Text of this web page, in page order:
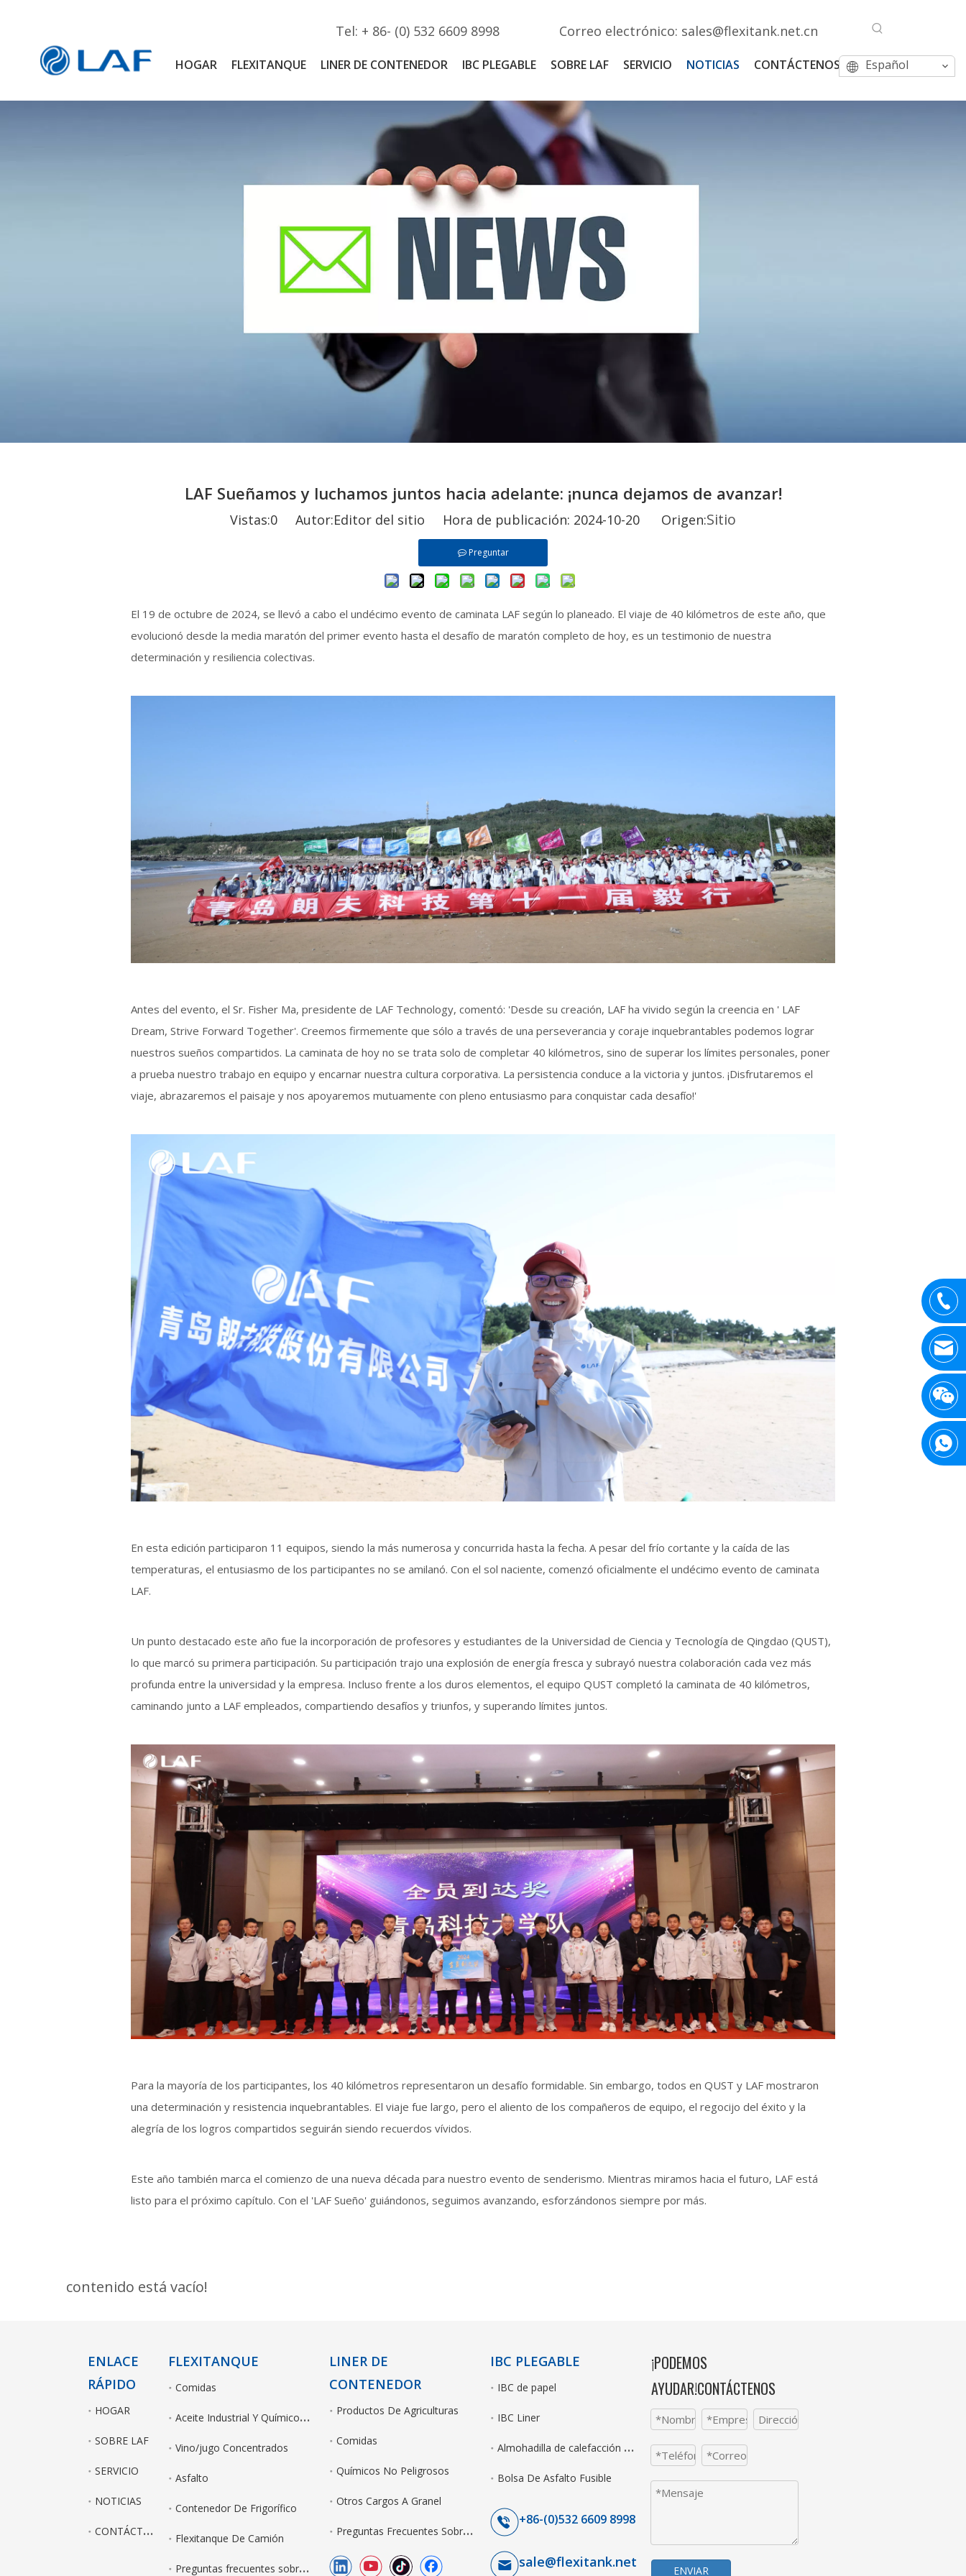
Tel: + 86- (0) 532 6609 8998 Correo electrónico: sales@flexitank.net.cn
HOGAR FLEXITANQUE LINER DE CONTENEDOR IBC PLEGABLE SOBRE LAF SERVICIO NOTICIAS CONTÁCTENOS Español
LAF Sueñamos y luchamos juntos hacia adelante: ¡nunca dejamos de avanzar!
Vistas:0 Autor:Editor del sitio Hora de publicación: 2024-10-20 Origen:Sitio
Preguntar
El 19 de octubre de 2024, se llevó a cabo el undécimo evento de caminata LAF según lo planeado. El viaje de 40 kilómetros de este año, que
evolucionó desde la media maratón del primer evento hasta el desafío de maratón completo de hoy, es un testimonio de nuestra
determinación y resiliencia colectivas.
Antes del evento, el Sr. Fisher Ma, presidente de LAF Technology, comentó: 'Desde su creación, LAF ha vivido según la creencia en ' LAF
Dream, Strive Forward Together'. Creemos firmemente que sólo a través de una perseverancia y coraje inquebrantables podemos lograr
nuestros sueños compartidos. La caminata de hoy no se trata solo de completar 40 kilómetros, sino de superar los límites personales, poner
a prueba nuestro trabajo en equipo y encarnar nuestra cultura corporativa. La persistencia conduce a la victoria y juntos. ¡Disfrutaremos el
viaje, abrazaremos el paisaje y nos apoyaremos mutuamente con pleno entusiasmo para conquistar cada desafío!'
En esta edición participaron 11 equipos, siendo la más numerosa y concurrida hasta la fecha. A pesar del frío cortante y la caída de las
temperaturas, el entusiasmo de los participantes no se amilanó. Con el sol naciente, comenzó oficialmente el undécimo evento de caminata
LAF.
Un punto destacado este año fue la incorporación de profesores y estudiantes de la Universidad de Ciencia y Tecnología de Qingdao (QUST),
lo que marcó su primera participación. Su participación trajo una explosión de energía fresca y subrayó nuestra colaboración cada vez más
profunda entre la universidad y la empresa. Incluso frente a los duros elementos, el equipo QUST completó la caminata de 40 kilómetros,
caminando junto a LAF empleados, compartiendo desafíos y triunfos, y superando límites juntos.
Para la mayoría de los participantes, los 40 kilómetros representaron un desafío formidable. Sin embargo, todos en QUST y LAF mostraron
una determinación y resistencia inquebrantables. El viaje fue largo, pero el aliento de los compañeros de equipo, el regocijo del éxito y la
alegría de los logros compartidos seguirán siendo recuerdos vívidos.
Este año también marca el comienzo de una nueva década para nuestro evento de senderismo. Mientras miramos hacia el futuro, LAF está
listo para el próximo capítulo. Con el 'LAF Sueño' guiándonos, seguimos avanzando, esforzándonos siempre por más.
contenido está vacío!
ENLACE
RÁPIDO
HOGAR
SOBRE LAF
SERVICIO
NOTICIAS
C
ONTÁCTENOS
FLEXITANQUE
Comidas
A
ceite Industrial Y Químicos No Peligrosos
Vino/jugo Concentrados
Asfalto
Contenedor De Frigorífico
Flexitanque De Camión
P
reguntas frecuentes sobre Flexitank
LINER DE
CONTENEDOR
Productos De Agriculturas
Comidas
Químicos No Peligrosos
Otros Cargos A Granel
P
reguntas Frecuentes Sobre El Revestimiento Seco A Granel
IBC PLEGABLE
IBC de papel
IBC Liner
A
lmohadilla de calefacción eléctrica de IBC
Bolsa De Asfalto Fusible
+86-(0)532 6609 8998
sale@flexitank.net
¡PODEMOS
AYUDAR!CONTÁCTENOS
ENVIAR